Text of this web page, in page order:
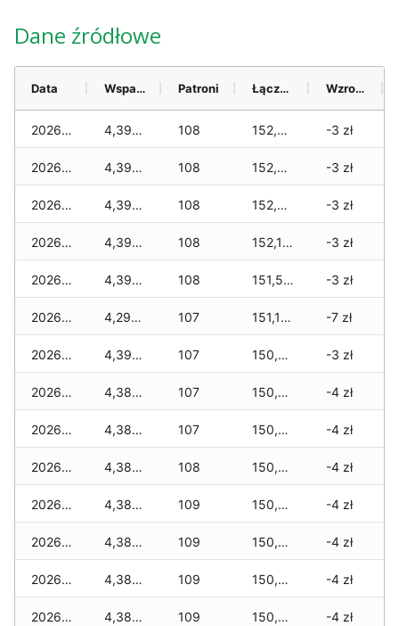
Dane źródłowe
Data Wsparcie Patroni Łącznie Wzrost (28 dni)
2026-08-07 4,395 zł 108 152,605 zł -3 zł
2026-08-06 4,395 zł 108 152,515 zł -3 zł
2026-08-05 4,395 zł 108 152,355 zł -3 zł
2026-08-04 4,395 zł 108 152,140 zł -3 zł
2026-08-03 4,395 zł 108 151,515 zł -3 zł
2026-08-02 4,295 zł 107 151,185 zł -7 zł
2026-08-01 4,395 zł 107 150,765 zł -3 zł
2026-07-31 4,385 zł 107 150,740 zł -4 zł
2026-07-29 4,385 zł 107 150,615 zł -4 zł
2026-07-28 4,385 zł 108 150,485 zł -4 zł
2026-07-27 4,385 zł 109 150,485 zł -4 zł
2026-07-26 4,385 zł 109 150,460 zł -4 zł
2026-07-24 4,385 zł 109 150,210 zł -4 zł
2026-07-23 4,385 zł 109 150,210 zł -4 zł